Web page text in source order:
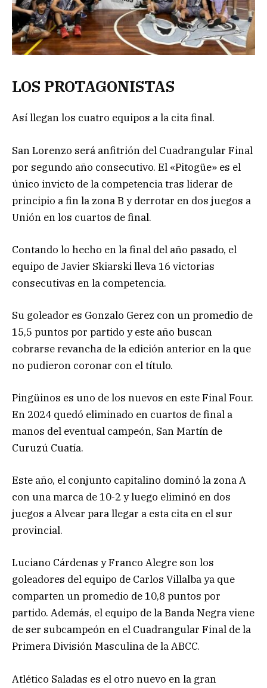
LOS PROTAGONISTAS
Así llegan los cuatro equipos a la cita final.
San Lorenzo será anfitrión del Cuadrangular Final
por segundo año consecutivo. El «Pitogüe» es el
único invicto de la competencia tras liderar de
principio a fin la zona B y derrotar en dos juegos a
Unión en los cuartos de final.
Contando lo hecho en la final del año pasado, el
equipo de Javier Skiarski lleva 16 victorias
consecutivas en la competencia.
Su goleador es Gonzalo Gerez con un promedio de
15,5 puntos por partido y este año buscan
cobrarse revancha de la edición anterior en la que
no pudieron coronar con el título.
Pingüinos es uno de los nuevos en este Final Four.
En 2024 quedó eliminado en cuartos de final a
manos del eventual campeón, San Martín de
Curuzú Cuatía.
Este año, el conjunto capitalino dominó la zona A
con una marca de 10-2 y luego eliminó en dos
juegos a Alvear para llegar a esta cita en el sur
provincial.
Luciano Cárdenas y Franco Alegre son los
goleadores del equipo de Carlos Villalba ya que
comparten un promedio de 10,8 puntos por
partido. Además, el equipo de la Banda Negra viene
de ser subcampeón en el Cuadrangular Final de la
Primera División Masculina de la ABCC.
Atlético Saladas es el otro nuevo en la gran